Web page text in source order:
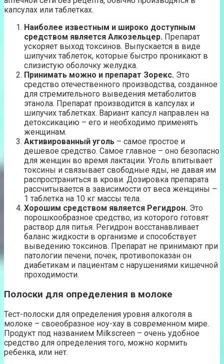
капсулах или таблетках.
Наиболее известным и широко доступным
средством является Алкозельцер. Препарат
ускоряет выход токсинов. Выпускается в виде
шипучих таблеток, которые быстро проникают в
слизистую оболочку желудка.
Принимать можно и препарат Зорекс. Это
средство отечественного производства, созданное
для стремительного выведения метаболитов
этанола. Препарат производится в капсулах и
шипучих таблетках. Вариант капсул направлен на
детоксикацию – его и необходимо применять
женщинам.
Активированный уголь – самое простое и
дешевое средство. Самое главное – оно безопасно
для женщин во время лактации. Уголь впитывает
токсины и связывает свободные яды, не давая им
распространиться в крови. Дозировка препарата
рассчитывается в зависимости от веса женщины –
1 таблетка на 10 кг массы тела.
Хорошим средством является Регидрон. Это
порошкообразное средство, из которого готовят
раствор для питья. Регидрон восстанавливает
баланс жидкости в организме и способствует
выведению токсинов. Препарат не принимают при
патологии печени, почек, противопоказан он
диабетикам и пациентам с нарушениями кишечной
проходимости.
Полоски для определения в молоке
Тест-полоски для определения уровня алкоголя в
молоке – своеобразное ноу-хау в современном мире.
Продукт под названием Milkscreen – очень удобное
средство для определения того, можно кормить
ребенка, или нет.